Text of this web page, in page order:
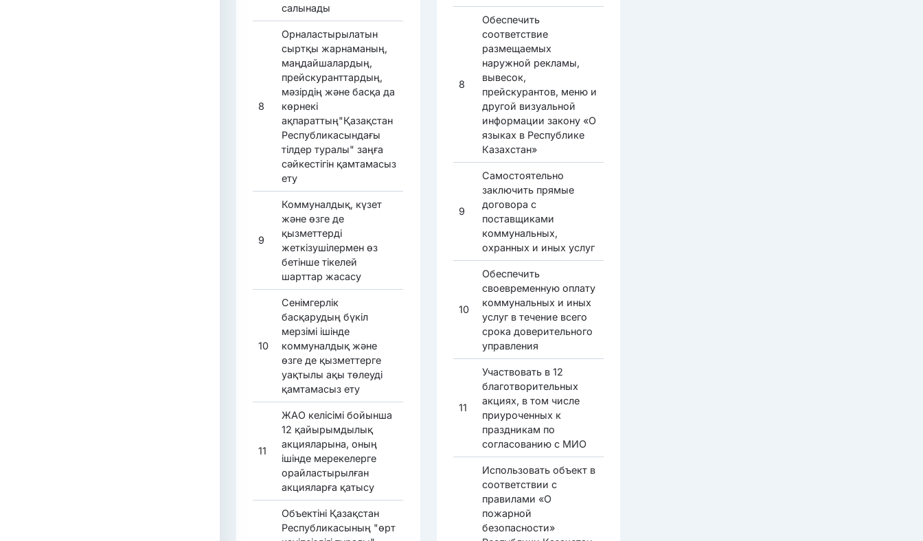
салынады
8
Орналастырылатын
сыртқы жарнаманың,
маңдайшалардың,
прейскуранттардың,
мәзірдің және басқа да
көрнекі
ақпараттың"Қазақстан
Республикасындағы
тілдер туралы" заңға
сәйкестігін қамтамасыз
ету
9
Коммуналдық, күзет
және өзге де
қызметтерді
жеткізушілермен өз
бетінше тікелей
шарттар жасасу
10
Сенімгерлік
басқарудың бүкіл
мерзімі ішінде
коммуналдық және
өзге де қызметтерге
уақтылы ақы төлеуді
қамтамасыз ету
11
ЖАО келісімі бойынша
12 қайырымдылық
акцияларына, оның
ішінде мерекелерге
орайластырылған
акцияларға қатысу
Объектіні Қазақстан
Республикасының "өрт
8
Обеспечить
соответствие
размещаемых
наружной рекламы,
вывесок,
прейскурантов, меню и
другой визуальной
информации закону «О
языках в Республике
Казахстан»
9
Самостоятельно
заключить прямые
договора с
поставщиками
коммунальных,
охранных и иных услуг
10
Обеспечить
своевременную оплату
коммунальных и иных
услуг в течение всего
срока доверительного
управления
11
Участвовать в 12
благотворительных
акциях, в том числе
приуроченных к
праздникам по
согласованию с МИО
Использовать объект в
соответствии с
правилами «О
пожарной
безопасности»